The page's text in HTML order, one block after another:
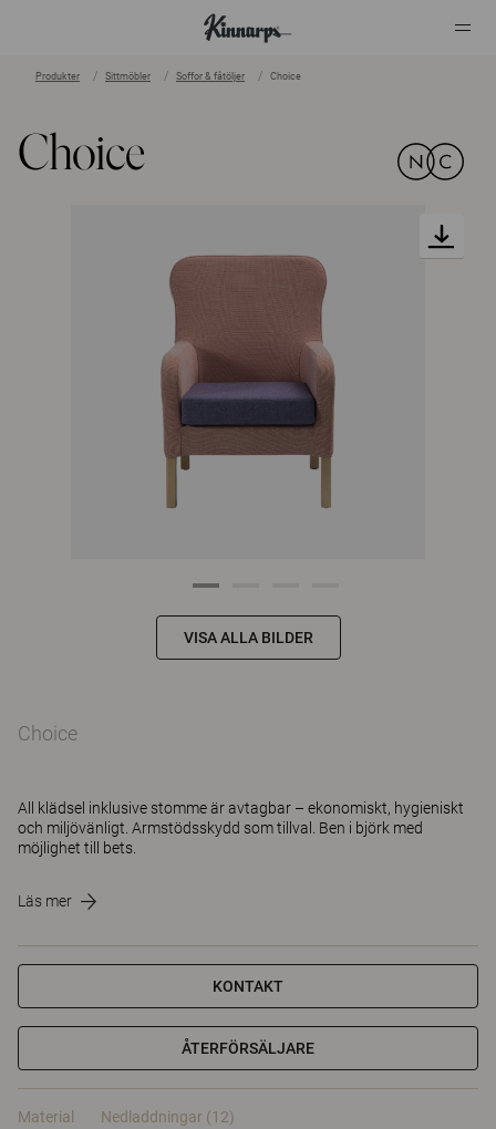
Produkter Sittmöbler Soffor & fåtöljer Choice
Choice
VISA ALLA BILDER
Choice
All klädsel inklusive stomme är avtagbar – ekonomiskt, hygieniskt
och miljövänligt. Armstödsskydd som tillval. Ben i björk med
möjlighet till bets.
Läs mer
KONTAKT
ÅTERFÖRSÄLJARE
Material Nedladdningar (12)